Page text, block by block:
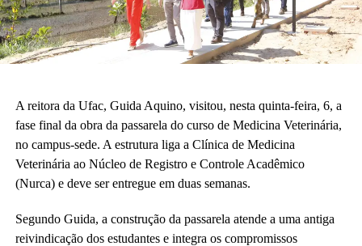
A reitora da Ufac, Guida Aquino, visitou, nesta quinta-feira, 6, a
fase final da obra da passarela do curso de Medicina Veterinária,
no campus-sede. A estrutura liga a Clínica de Medicina
Veterinária ao Núcleo de Registro e Controle Acadêmico
(Nurca) e deve ser entregue em duas semanas.
Segundo Guida, a construção da passarela atende a uma antiga
reivindicação dos estudantes e integra os compromissos